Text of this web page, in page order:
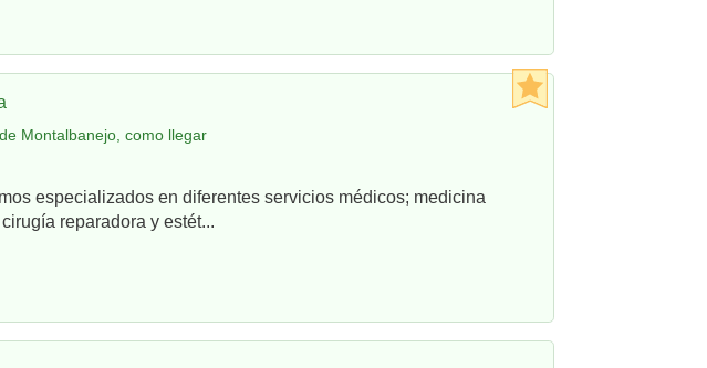
Montalbanejo, como llegar
especializados en diferentes servicios médicos; medicina
reparadora y estét...